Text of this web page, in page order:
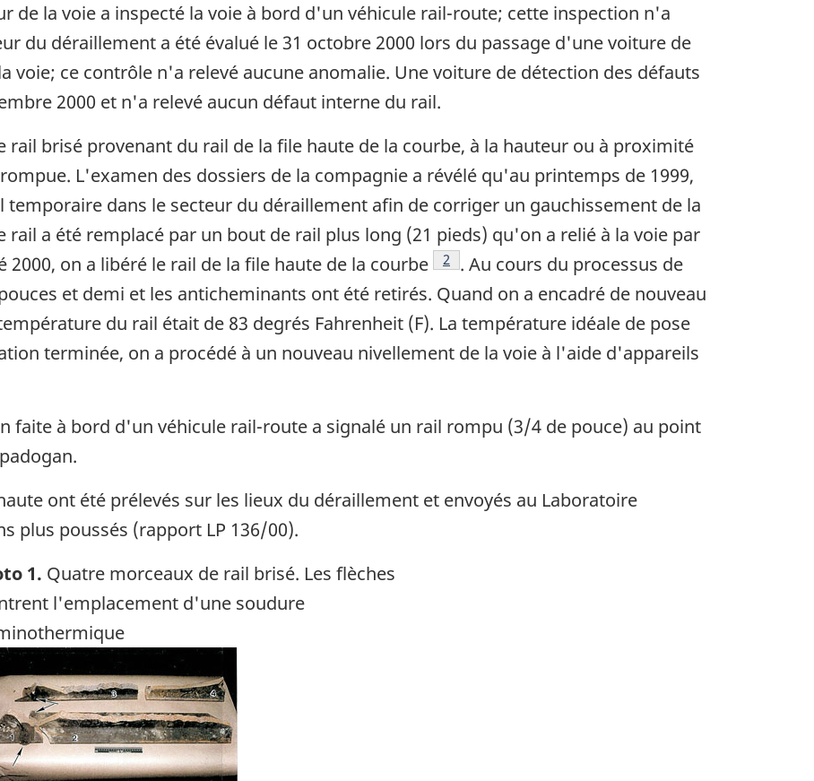
de la voie a inspecté la voie à bord d'un véhicule rail-route; cette inspection n'a
du déraillement a été évalué le 31 octobre 2000 lors du passage d'une voiture de
voie; ce contrôle n'a relevé aucune anomalie. Une voiture de détection des défauts
2000 et n'a relevé aucun défaut interne du rail.
rail brisé provenant du rail de la file haute de la courbe, à la hauteur ou à proximité
L'examen des dossiers de la compagnie a révélé qu'au printemps de 1999,
de page
temporaire dans le secteur du déraillement afin de corriger un gauchissement de la
rail a été remplacé par un bout de rail plus long (21 pieds) qu'on a relié à la voie par
on a libéré le rail de la file haute de la courbe
Note de bas de page
2
. Au cours du processus de
et demi et les anticheminants ont été retirés. Quand on a encadré de nouveau
du rail était de 83 degrés Fahrenheit (F). La température idéale de pose
terminée, on a procédé à un nouveau nivellement de la voie à l'aide d'appareils
faite à bord d'un véhicule rail-route a signalé un rail rompu (3/4 de pouce) au point
ont été prélevés sur les lieux du déraillement et envoyés au Laboratoire
plus poussés (rapport LP 136/00).
1. Quatre morceaux de rail brisé. Les flèches
l'emplacement d'une soudure